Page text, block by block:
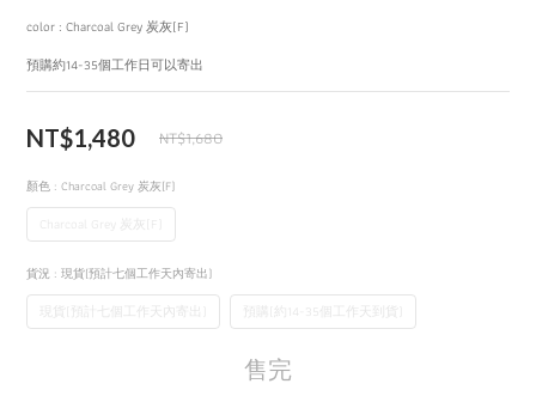
color : Charcoal Grey 炭灰(F)
預購約14-35個工作日可以寄出
NT$1,480 NT$1,680
顏色 : Charcoal Grey 炭灰(F)
Charcoal Grey 炭灰(F)
貨況 : 現貨(預計七個工作天內寄出)
現貨(預計七個工作天內寄出) 預購(約14-35個工作天到貨)
售完